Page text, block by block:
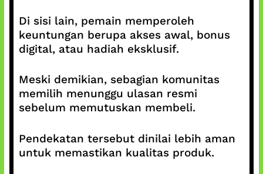
Di sisi lain, pemain memperoleh
keuntungan berupa akses awal, bonus
digital, atau hadiah eksklusif.
Meski demikian, sebagian komunitas
memilih menunggu ulasan resmi
sebelum memutuskan membeli.
Pendekatan tersebut dinilai lebih aman
untuk memastikan kualitas produk.